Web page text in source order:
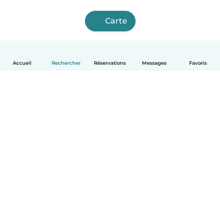
Accueil Rechercher Réservations Messages Favoris
Carte